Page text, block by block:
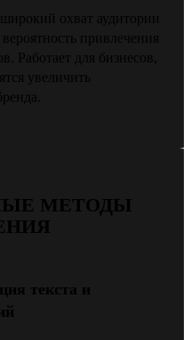
охват аудитории
вероятность привлечения
Работает для бизнесов,
увеличить
МЕТОДЫ
текста и